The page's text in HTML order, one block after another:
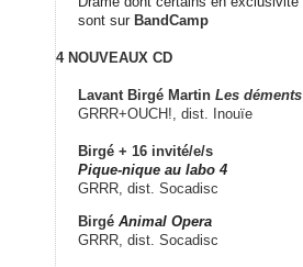
sont sur BandCamp
4 NOUVEAUX CD
Lavant Birgé Martin Les déments
GRRR+OUCH!, dist. Inouïe
Birgé + 16 invité/e/s
Pique-nique au labo 4
GRRR, dist. Socadisc
Birgé Animal Opera
GRRR, dist. Socadisc